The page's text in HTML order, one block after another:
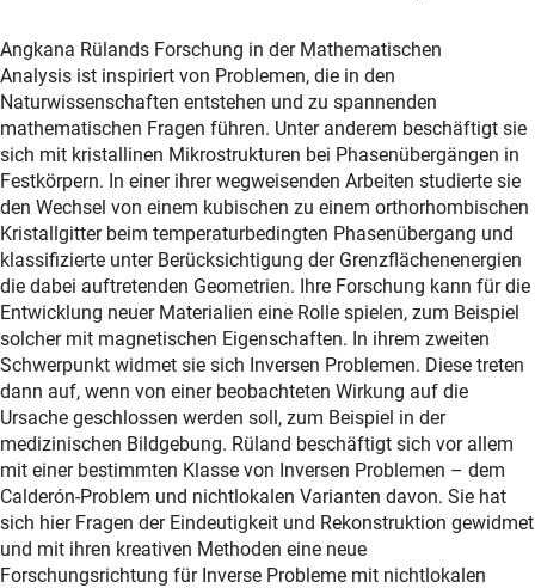
Angkana Rülands Forschung in der Mathematischen
Analysis ist inspiriert von Problemen, die in den
Naturwissenschaften entstehen und zu spannenden
mathematischen Fragen führen. Unter anderem beschäftigt sie
sich mit kristallinen Mikrostrukturen bei Phasenübergängen in
Festkörpern. In einer ihrer wegweisenden Arbeiten studierte sie
den Wechsel von einem kubischen zu einem orthorhombischen
Kristallgitter beim temperaturbedingten Phasenübergang und
klassifizierte unter Berücksichtigung der Grenzflächenenergien
die dabei auftretenden Geometrien. Ihre Forschung kann für die
Entwicklung neuer Materialien eine Rolle spielen, zum Beispiel
solcher mit magnetischen Eigenschaften. In ihrem zweiten
Schwerpunkt widmet sie sich Inversen Problemen. Diese treten
dann auf, wenn von einer beobachteten Wirkung auf die
Ursache geschlossen werden soll, zum Beispiel in der
medizinischen Bildgebung. Rüland beschäftigt sich vor allem
mit einer bestimmten Klasse von Inversen Problemen – dem
Calderón-Problem und nichtlokalen Varianten davon. Sie hat
sich hier Fragen der Eindeutigkeit und Rekonstruktion gewidmet
und mit ihren kreativen Methoden eine neue
Forschungsrichtung für Inverse Probleme mit nichtlokalen